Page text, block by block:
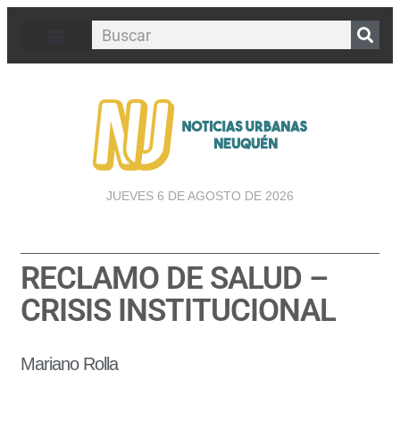
JUEVES 6 DE AGOSTO DE 2026
RECLAMO DE SALUD –
CRISIS INSTITUCIONAL
Mariano Rolla